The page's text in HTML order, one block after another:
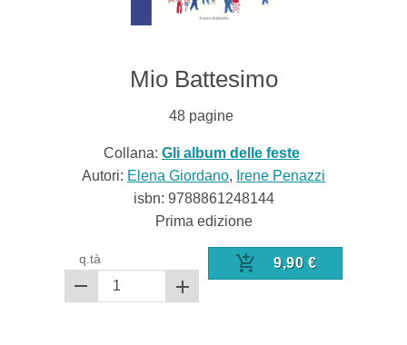
Mio Battesimo
48 pagine
Collana: Gli album delle feste
Autori: Elena Giordano, Irene Penazzi
isbn: 9788861248144
Prima edizione
q.tà 9,90 €